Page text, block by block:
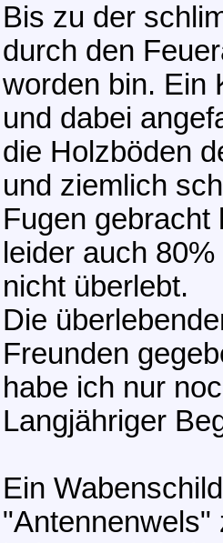
Bis zu der
durch den
worden bin. Ein
und dabei
die Holzböden
und ziemlich
Fugen gebracht
leider auch
nicht überlebt.
Die
Freunden
habe ich nur
Langjähriger
Ein
"Antennenwels"